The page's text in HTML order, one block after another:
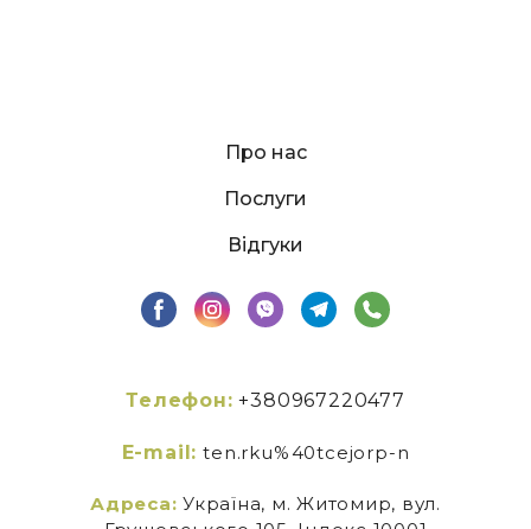
Про нас
Послуги
Відгуки
Телефон: +380967220477
E-mail: ten.rku%40tcejorp-n
Адреса: Україна, м. Житомир, вул.